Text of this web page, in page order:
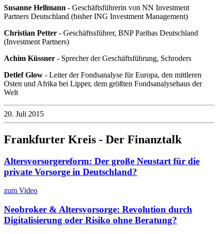
Susanne Hellmann - Geschäftsführerin von NN Investment
Partners Deutschland (bisher ING Investment Management)
Christian Petter - Geschäftssführer, BNP Paribas Deutschland
(Investment Partners)
Achim Küssner - Sprecher der Geschäftsführung, Schroders
Detlef Glow - Leiter der Fondsanalyse für Europa, den mittleren
Osten und Afrika bei Lipper, dem größten Fondsanalysehaus der
Welt
20. Juli 2015
Frankfurter Kreis - Der Finanztalk
Altersvorsorgereform: Der große Neustart für die
private Vorsorge in Deutschland?
zum Video
Neobroker & Altersvorsorge: Revolution durch
Digitalisierung oder Risiko ohne Beratung?